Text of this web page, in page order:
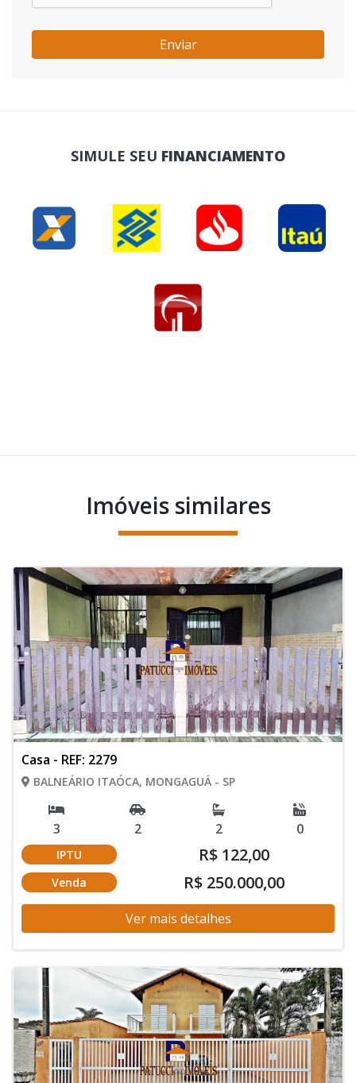
Enviar
SIMULE SEU FINANCIAMENTO
Imóveis similares
Casa - REF: 2279
BALNEÁRIO ITAÓCA, MONGAGUÁ - SP
3 2 2 0
IPTU R$ 122,00
Venda R$ 250.000,00
Ver mais detalhes